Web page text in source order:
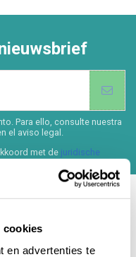
cookies
en advertenties te
Para ello, consulte nuestra
el aviso legal.
met de juridische